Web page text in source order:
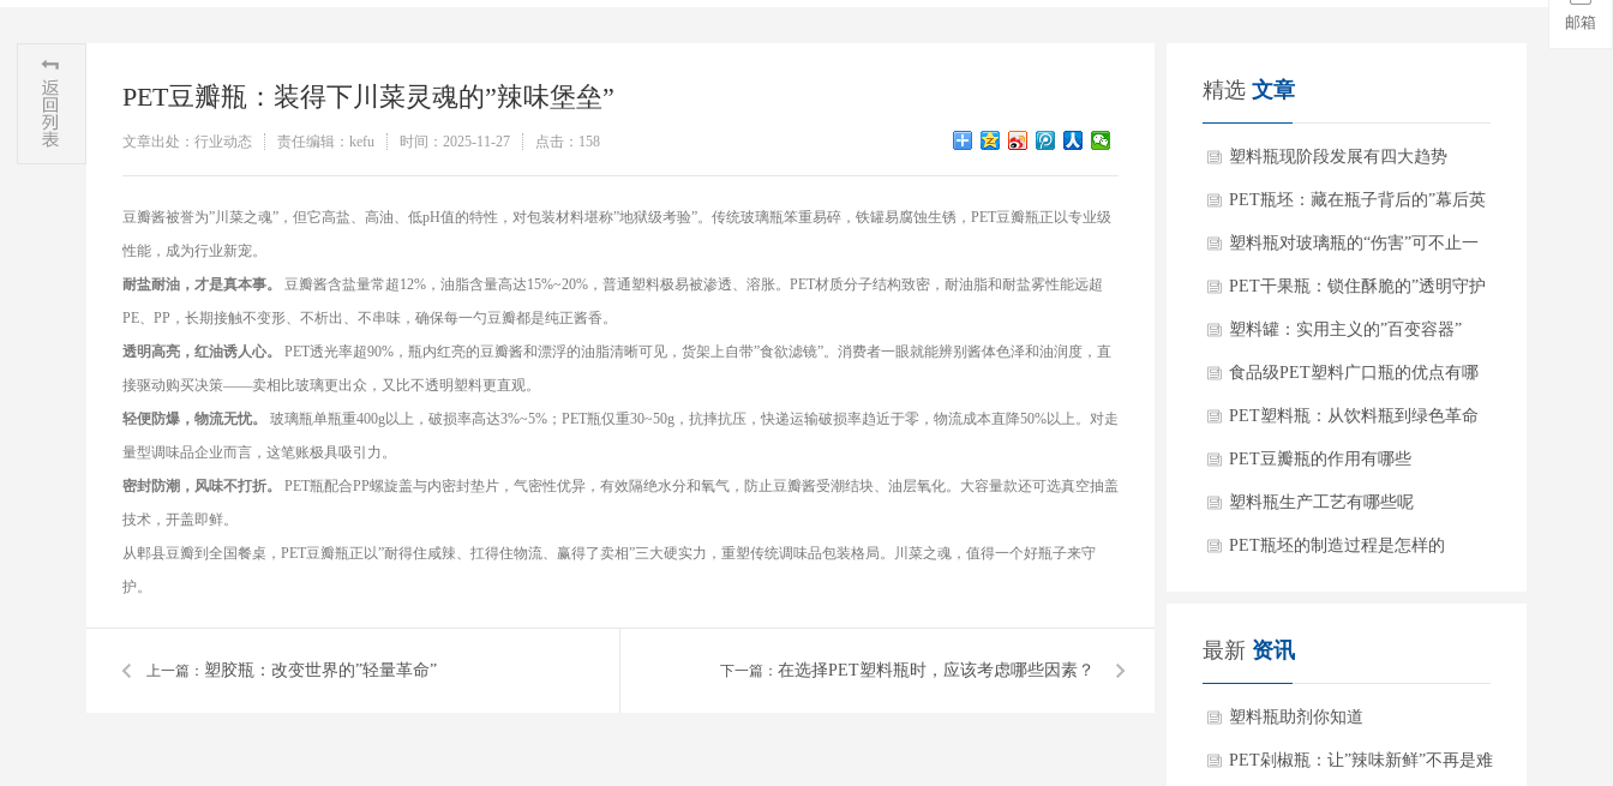
PET豆瓣瓶：装得下川菜灵魂的”辣味堡垒”
文章出处：行业动态 责任编辑：kefu 时间：2025-11-27 点击：158
豆瓣酱被誉为”川菜之魂”，但它高盐、高油、低pH值的特性，对包装材料堪称”地狱级考验”。传统玻璃瓶笨重易碎，铁罐易腐蚀生锈，PET豆瓣瓶正以专业级
性能，成为行业新宠。
耐盐耐油，才是真本事。
豆瓣酱含盐量常超12%，油脂含量高达15%~20%，普通塑料极易被渗透、溶胀。PET材质分子结构致密，耐油脂和耐盐雾性能远超
PE、PP，长期接触不变形、不析出、不串味，确保每一勺豆瓣都是纯正酱香。
透明高亮，红油诱人心。
PET透光率超90%，瓶内红亮的豆瓣酱和漂浮的油脂清晰可见，货架上自带”食欲滤镜”。消费者一眼就能辨别酱体色泽和油润度，直
接驱动购买决策——卖相比玻璃更出众，又比不透明塑料更直观。
轻便防爆，物流无忧。
玻璃瓶单瓶重400g以上，破损率高达3%~5%；PET瓶仅重30~50g，抗摔抗压，快递运输破损率趋近于零，物流成本直降50%以上。对走
量型调味品企业而言，这笔账极具吸引力。
密封防潮，风味不打折。
PET瓶配合PP螺旋盖与内密封垫片，气密性优异，有效隔绝水分和氧气，防止豆瓣酱受潮结块、油层氧化。大容量款还可选真空抽盖
技术，开盖即鲜。
从郫县豆瓣到全国餐桌，PET豆瓣瓶正以”耐得住咸辣、扛得住物流、赢得了卖相”三大硬实力，重塑传统调味品包装格局。川菜之魂，值得一个好瓶子来守
护。
上一篇： 塑胶瓶：改变世界的”轻量革命” 下一篇： 在选择PET塑料瓶时，应该考虑哪些因素？
精选 文章
塑料瓶现阶段发展有四大趋势
PET瓶坯：藏在瓶子背后的”幕后英
雄”
塑料瓶对玻璃瓶的“伤害”可不止一
点点
PET干果瓶：锁住酥脆的”透明守护
者”
塑料罐：实用主义的”百变容器”
食品级PET塑料广口瓶的优点有哪
些
PET塑料瓶：从饮料瓶到绿色革命
的主角
PET豆瓣瓶的作用有哪些
塑料瓶生产工艺有哪些呢
PET瓶坯的制造过程是怎样的
最新 资讯
塑料瓶助剂你知道
PET剁椒瓶：让”辣味新鲜”不再是难
邮箱